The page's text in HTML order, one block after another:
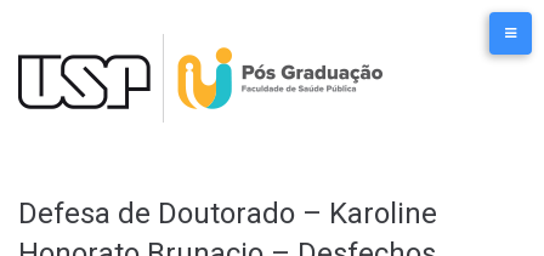
conteúdo
Defesa de Doutorado – Karoline